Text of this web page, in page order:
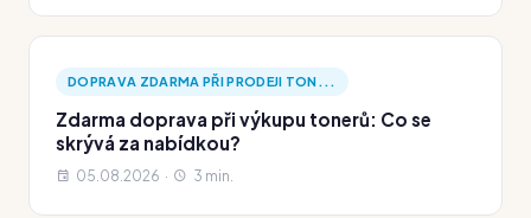
DOPRAVA ZDARMA PŘI PRODEJI TON...
Zdarma doprava při výkupu tonerů: Co se
skrývá za nabídkou?
05.08.2026 · 3 min.